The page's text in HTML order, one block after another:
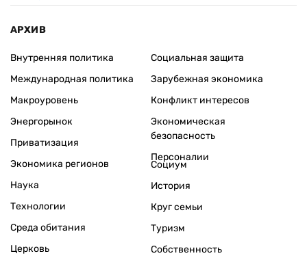
АРХИВ
Внутренняя политика
Международная политика
Макроуровень
Энергорынок
Приватизация
Экономика регионов
Социальная защита
Зарубежная экономика
Конфликт интересов
Экономическая
безопасность
Персоналии
Наука
Технологии
Среда обитания
Церковь
Социум
История
Круг семьи
Туризм
Собственность